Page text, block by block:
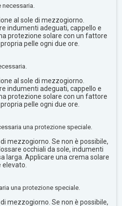
al sole di mezzogiorno.
indumenti adeguati, cappello e
protezione solare con un fattore
pelle ogni due ore.
al sole di mezzogiorno.
indumenti adeguati, cappello e
protezione solare con un fattore
pelle ogni due ore.
una protezione speciale.
mezzogiorno. Se non è possibile,
occhiali da sole, indumenti
larga. Applicare una crema solare
una protezione speciale.
mezzogiorno. Se non è possibile,